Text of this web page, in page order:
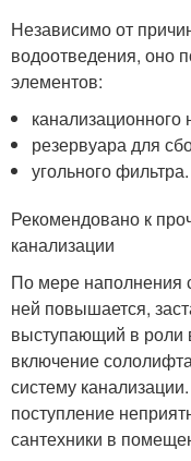
Независимо от
водоотведения, оно
элементов:
канализационного
резервуара для
угольного фильтра.
Рекомендовано к
канализации
По мере наполнения
ней повышается,
выступающий в роли
включение
систему
поступление
сантехники в